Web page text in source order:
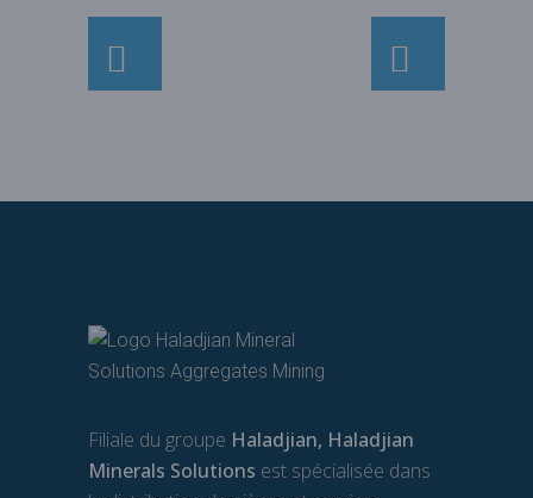
Filiale du groupe Haladjian, Haladjian
Minerals Solutions est spécialisée dans